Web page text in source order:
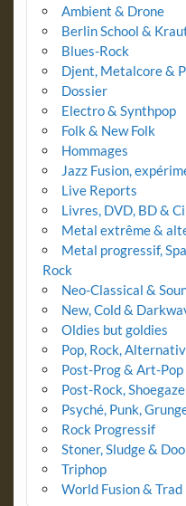
Ambient & Drone
Berlin School &
Blues-Rock
Djent, Metalcore &
Dossier
Electro & Synthpop
Folk & New Folk
Hommages
Jazz Fusion,
Live Reports
Livres, DVD, BD &
Metal extrême &
Metal progressif,
Rock
Neo-Classical &
New, Cold &
Oldies but goldies
Pop, Rock,
Post-Prog & Art-Pop
Post-Rock,
Psyché, Punk,
Rock Progressif
Stoner, Sludge &
Triphop
World Fusion & Trad